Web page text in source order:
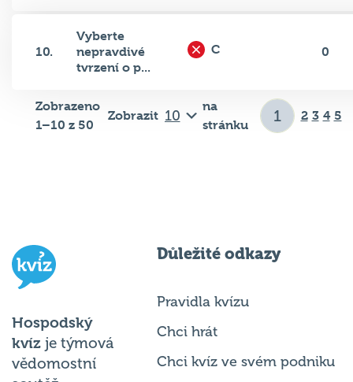
10.
Vyberte
nepravdivé
tvrzení o p...
C 0
Zobrazeno
1–10 z 50
Zobrazit
na
stránku
2 3 4 5
Hospodský
kvíz je týmová
vědomostní
Důležité odkazy
Pravidla kvízu
Chci hrát
Chci kvíz ve svém podniku